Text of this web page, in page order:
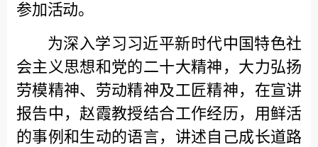
参加活动。
为深入学习习近平新时代中国特色社
会主义思想和党的二十大精神，大力弘扬
劳模精神、 劳动精神及工匠精神， 在宣讲
报告中， 赵霞教授结合工作经历，用鲜活
的事例和生动的语言，讲述自己成长道路